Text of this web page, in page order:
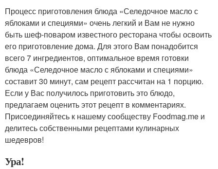
Процесс приготовления блюда «Селедочное масло с
яблоками и специями» очень легкий и Вам не нужно
быть шеф-поваром известного ресторана чтобы освоить
его приготовление дома. Для этого Вам понадобится
всего 7 ингредиентов, оптимальное время готовки
блюда «Селедочное масло с яблоками и специями»
составит 30 минут, сам рецепт рассчитан на 1 порцию.
Если у Вас получилось приготовить это блюдо,
предлагаем оценить этот рецепт в комментариях.
Присоединяйтесь к нашему сообществу Foodmag.me и
делитесь собственными рецептами кулинарных
шедевров!
Ура!